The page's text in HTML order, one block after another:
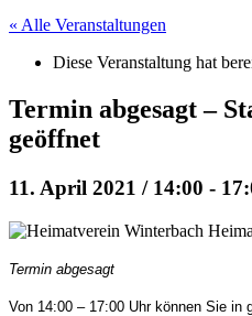
« Alle Veranstaltungen
Diese Veranstaltung hat
Termin abgesagt –
geöffnet
11. April 2021 / 14:00 -
Termin abgesagt
Von 14:00 – 17:00 Uhr können Sie in